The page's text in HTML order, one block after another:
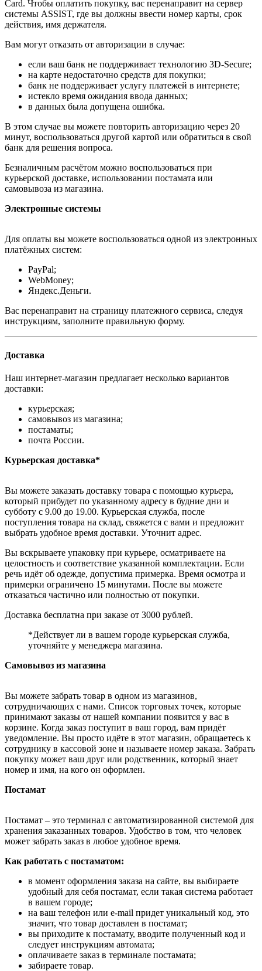
Card. Чтобы оплатить покупку, вас перенаправит на сервер
системы ASSIST, где вы должны ввести номер карты, срок
действия, имя держателя.
Вам могут отказать от авторизации в случае:
если ваш банк не поддерживает технологию 3D-Secure;
на карте недостаточно средств для покупки;
банк не поддерживает услугу платежей в интернете;
истекло время ожидания ввода данных;
в данных была допущена ошибка.
В этом случае вы можете повторить авторизацию через 20
минут, воспользоваться другой картой или обратиться в свой
банк для решения вопроса.
Безналичным расчётом можно воспользоваться при
курьерской доставке, использовании постамата или
самовывоза из магазина.
Электронные системы
Для оплаты вы можете воспользоваться одной из электронных
платёжных систем:
PayPal;
WebMoney;
Яндекс.Деньги.
Вас перенаправит на страницу платежного сервиса, следуя
инструкциям, заполните правильную форму.
Доставка
Наш интернет-магазин предлагает несколько вариантов
доставки:
курьерская;
самовывоз из магазина;
постаматы;
почта России.
Курьерская доставка*
Вы можете заказать доставку товара с помощью курьера,
который прибудет по указанному адресу в будние дни и
субботу с 9.00 до 19.00. Курьерская служба, после
поступления товара на склад, свяжется с вами и предложит
выбрать удобное время доставки. Уточнит адрес.
Вы вскрываете упаковку при курьере, осматриваете на
целостность и соответствие указанной комплектации. Если
речь идёт об одежде, допустима примерка. Время осмотра и
примерки ограничено 15 минутами. После вы можете
отказаться частично или полностью от покупки.
Доставка бесплатна при заказе от 3000 рублей.
*Действует ли в вашем городе курьерская служба,
уточняйте у менеджера магазина.
Самовывоз из магазина
Вы можете забрать товар в одном из магазинов,
сотрудничающих с нами. Список торговых точек, которые
принимают заказы от нашей компании появится у вас в
корзине. Когда заказ поступит в ваш город, вам придёт
уведомление. Вы просто идёте в этот магазин, обращаетесь к
сотруднику в кассовой зоне и называете номер заказа. Забрать
покупку может ваш друг или родственник, который знает
номер и имя, на кого он оформлен.
Постамат
Постамат – это терминал с автоматизированной системой для
хранения заказанных товаров. Удобство в том, что человек
может забрать заказ в любое удобное время.
Как работать с постаматом:
в момент оформления заказа на сайте, вы выбираете
удобный для себя постамат, если такая система работает
в вашем городе;
на ваш телефон или e-mail придет уникальный код, это
значит, что товар доставлен в постамат;
вы приходите к постамату, вводите полученный код и
следует инструкциям автомата;
оплачиваете заказ в терминале постамата;
забираете товар.